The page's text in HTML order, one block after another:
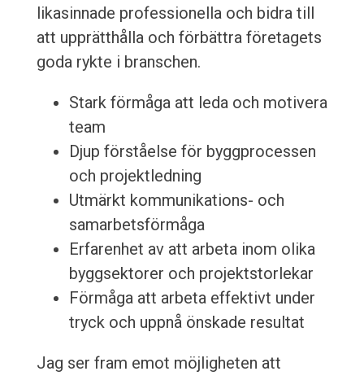
likasinnade professionella och bidra till
att upprätthålla och förbättra företagets
goda rykte i branschen.
Stark förmåga att leda och motivera
team
Djup förståelse för byggprocessen
och projektledning
Utmärkt kommunikations- och
samarbetsförmåga
Erfarenhet av att arbeta inom olika
byggsektorer och projektstorlekar
Förmåga att arbeta effektivt under
tryck och uppnå önskade resultat
Jag ser fram emot möjligheten att